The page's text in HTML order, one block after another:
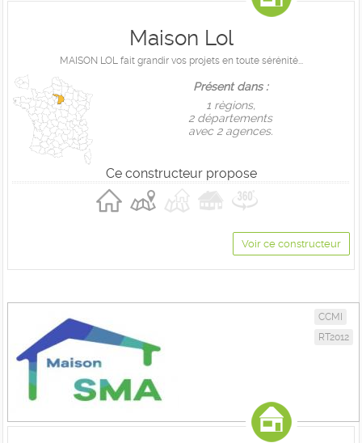
Maison Lol
MAISON LOL fait grandir vos projets en toute sérénité...
Présent dans :
1 règions,
2 départements
avec 2 agences.
Ce constructeur propose
Voir ce constructeur
CCMI
RT2012